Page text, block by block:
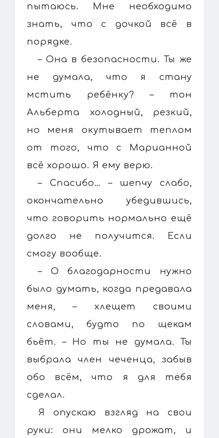
пытаюсь. Мне необходимо
знать, что с дочкой всё в
порядке.
– Она в безопасности. Ты же
не думала, что я стану
мстить ребёнку? – тон
Альберта холодный, резкий,
но меня окутывает теплом
от того, что с Марианной
всё хорошо. Я ему верю.
– Спасибо… – шепчу слабо,
окончательно убедившись,
что говорить нормально ещё
долго не получится. Если
смогу вообще.
– О благодарности нужно
было думать, когда предавала
меня, – хлещет своими
словами, будто по щекам
бьёт. – Но ты не думала. Ты
выбрала член чеченца, забыв
обо всём, что я для тебя
сделал.
Я опускаю взгляд на свои
руки: они мелко дрожат, и